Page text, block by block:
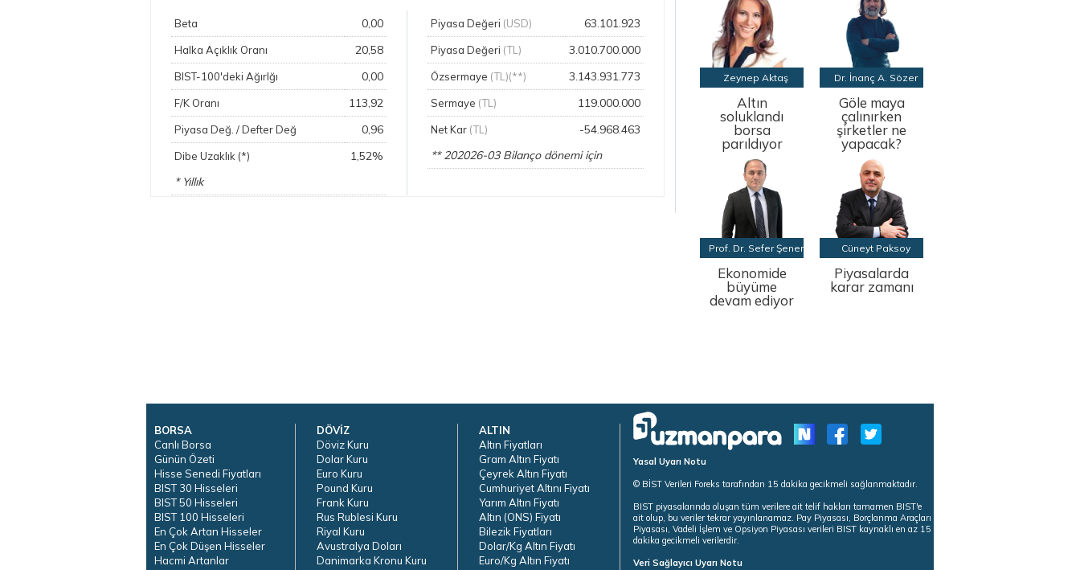
Beta 0,00
Halka Açıklık Oranı 20,58
BIST-100'deki Ağırlğı 0,00
F/K Oranı 113,92
Piyasa Değ. / Defter Değ 0,96
Dibe Uzaklık (*)
1,52%
* Yıllık
Piyasa Değeri (USD) 63.101.923
Piyasa Değeri (TL) 3.010.700.000
Özsermaye (TL)(**) 3.143.931.773
Sermaye (TL) 119.000.000
Net Kar (TL)
-54.968.463
** 202026-03 Bilanço dönemi için
Zeynep Aktaş
Altın
soluklandı
borsa
parıldıyor
Dr. İnanç A. Sözer
Göle maya
çalınırken
şirketler ne
yapacak?
Prof. Dr. Sefer Şener
Ekonomide
büyüme
devam ediyor
Cüneyt Paksoy
Piyasalarda
karar zamanı
BORSA
Canlı Borsa
Günün Özeti
Hisse Senedi Fiyatları
BIST 30 Hisseleri
BIST 50 Hisseleri
BIST 100 Hisseleri
En Çok Artan Hisseler
En Çok Düşen Hisseler
Hacmi Artanlar
DÖVİZ
Döviz Kuru
Dolar Kuru
Euro Kuru
Pound Kuru
Frank Kuru
Rus Rublesi Kuru
Riyal Kuru
Avustralya Doları
Danimarka Kronu Kuru
ALTIN
Altın Fiyatları
Gram Altın Fiyatı
Çeyrek Altın Fiyatı
Cumhuriyet Altını Fiyatı
Yarım Altın Fiyatı
Altın (ONS) Fiyatı
Bilezik Fiyatları
Dolar/Kg Altın Fiyatı
Euro/Kg Altın Fiyatı
Yasal Uyarı Notu
© BİST Verileri Foreks tarafından 15 dakika gecikmeli sağlanmaktadır.
BIST piyasalarında oluşan tüm verilere ait telif hakları tamamen BIST'e
ait olup, bu veriler tekrar yayınlanamaz. Pay Piyasası, Borçlanma Araçları
Piyasası, Vadeli İşlem ve Opsiyon Piyasası verileri BIST kaynaklı en az 15
dakika gecikmeli verilerdir.
Veri Sağlayıcı Uyarı Notu